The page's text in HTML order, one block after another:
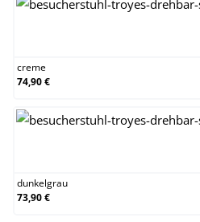
creme
74,90 €
dunkelgrau
73,90 €